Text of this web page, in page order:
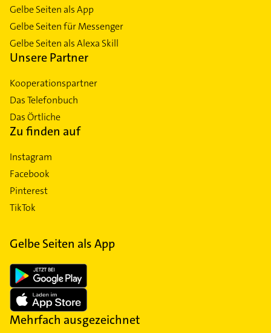
Gelbe Seiten als App
Gelbe Seiten für Messenger
Gelbe Seiten als Alexa Skill
Unsere Partner
Kooperationspartner
Das Telefonbuch
Das Örtliche
Zu finden auf
Instagram
Facebook
Pinterest
TikTok
Gelbe Seiten als App
Mehrfach ausgezeichnet